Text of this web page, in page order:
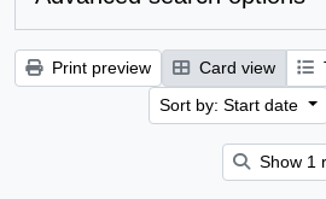
Print preview Card view
Sort by: Start date
Show 1